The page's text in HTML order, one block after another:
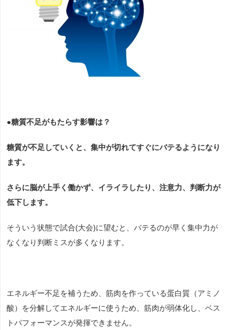
●糖質不足がもたらす影響は？
糖質が不足していくと、集中が切れてすぐにバテるようになり
ます。
さらに脳が上手く働かず、イライラしたり、注意力、判断力が
低下します。
そういう状態で試合(大会)に望むと、バテるのが早く集中力が
なくなり判断ミスが多くなります。
エネルギー不足を補うため、筋肉を作っている蛋白質（アミノ
酸）を分解してエネルギーに使うため、筋肉が弱体化し、ベス
トパフォーマンスが発揮できません。